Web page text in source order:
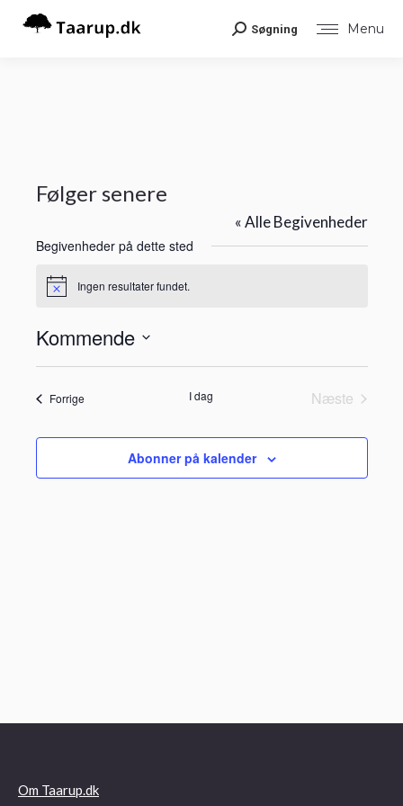
Menu
Search:
Søgning
Følger senere
« Alle Begivenheder
Begivenheder på dette sted
Notice Ingen resultater fundet.
Kommende
Vælg
dato.
ForrigeBegivenheder I dag
Næste
Abonner på kalender
Om Taarup.dk